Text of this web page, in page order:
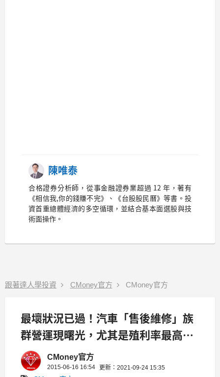
陳唯泰
合格證券分析師，從事金融證券業超過 12 年，著有
《相信我,你的錢賺不完》、《台股股民曆》等書。投
資首重總體經濟的多空循環，並結合基本面選股與技
術面操作。
跟著達人學投資 CMoney官方 CMoney官方
最壞狀況已過！汽車「售後維修」族
群營運現曙光，尤其是殖利率最高的
那一檔 ...CMoney官方
2015-06-16 16:54 更新：2021-09-24 15:35